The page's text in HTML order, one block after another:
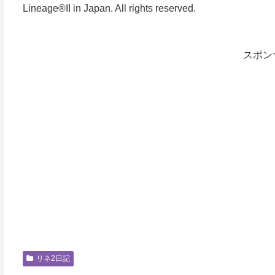
Lineage®II in Japan. All rights reserved.
スポン
リネ2日記